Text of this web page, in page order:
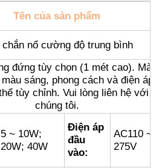
Tên của sản phẩm
nổ cường độ trung bình
đứng tùy chọn (1 mét cao). Màu
sáng, phong cách và điện áp
tùy chỉnh. Vui lòng liên hệ với
chúng tôi.
5 ~ 10W;
20W; 40W
Điện áp
đầu
vào:
AC110 ~
275V